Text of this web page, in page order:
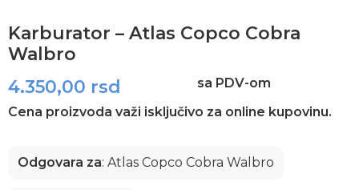
Karburator – Atlas Copco Cobra
Walbro
4.350,00 rsd
sa PDV-om
Cena proizvoda važi isključivo za online kupovinu.
Odgovara za: Atlas Copco Cobra Walbro